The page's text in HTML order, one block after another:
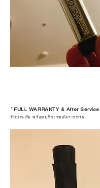
*FULL WARRANTY & After Service
รับประกัน พร้อมบริการหลังการขาย